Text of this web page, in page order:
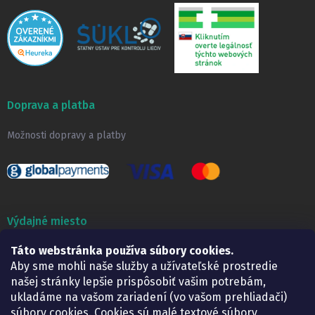
Táto webstránka používa súbory cookies.
Aby sme mohli naše služby a užívateľské prostredie
našej stránky lepšie prispôsobiť vašim potrebám,
ukladáme na vašom zariadení (vo vašom prehliadači)
Doprava a platba
Možnosti dopravy a platby
Výdajné miesto
Lekáreň ADONAI
Košice – Smetanova 2
Pondelok:
07.30 – 15.30 h.
Utorok:
07.30 – 16.00 h.
Streda:
07.30 – 16.00 h.